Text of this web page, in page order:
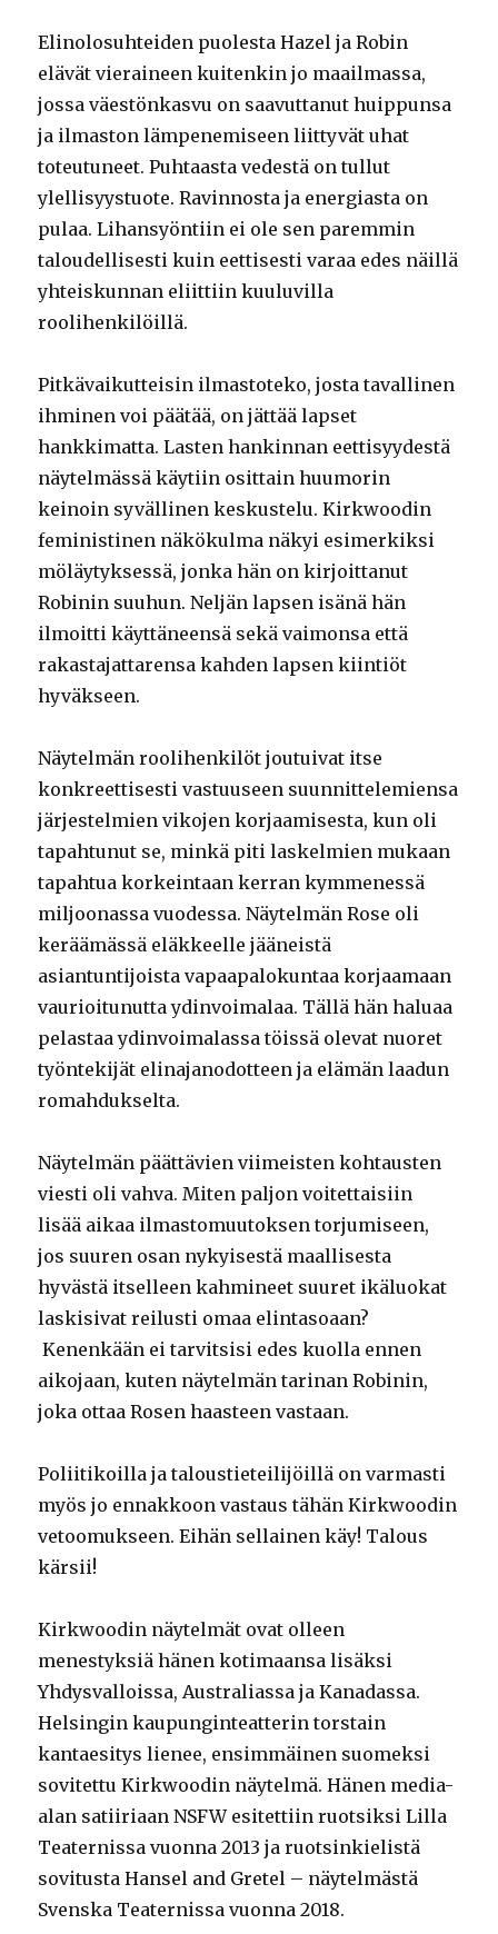
Elinolosuhteiden puolesta Hazel ja Robin
elävät vieraineen kuitenkin jo maailmassa,
jossa väestönkasvu on saavuttanut huippunsa
ja ilmaston lämpenemiseen liittyvät uhat
toteutuneet. Puhtaasta vedestä on tullut
ylellisyystuote. Ravinnosta ja energiasta on
pulaa. Lihansyöntiin ei ole sen paremmin
taloudellisesti kuin eettisesti varaa edes näillä
yhteiskunnan eliittiin kuuluvilla
roolihenkilöillä.
Pitkävaikutteisin ilmastoteko, josta tavallinen
ihminen voi päätää, on jättää lapset
hankkimatta. Lasten hankinnan eettisyydestä
näytelmässä käytiin osittain huumorin
keinoin syvällinen keskustelu. Kirkwoodin
feministinen näkökulma näkyi esimerkiksi
möläytyksessä, jonka hän on kirjoittanut
Robinin suuhun. Neljän lapsen isänä hän
ilmoitti käyttäneensä sekä vaimonsa että
rakastajattarensa kahden lapsen kiintiöt
hyväkseen.
Näytelmän roolihenkilöt joutuivat itse
konkreettisesti vastuuseen suunnittelemiensa
järjestelmien vikojen korjaamisesta, kun oli
tapahtunut se, minkä piti laskelmien mukaan
tapahtua korkeintaan kerran kymmenessä
miljoonassa vuodessa. Näytelmän Rose oli
keräämässä eläkkeelle jääneistä
asiantuntijoista vapaapalokuntaa korjaamaan
vaurioitunutta ydinvoimalaa. Tällä hän haluaa
pelastaa ydinvoimalassa töissä olevat nuoret
työntekijät elinajanodotteen ja elämän laadun
romahdukselta.
Näytelmän päättävien viimeisten kohtausten
viesti oli vahva. Miten paljon voitettaisiin
lisää aikaa ilmastomuutoksen torjumiseen,
jos suuren osan nykyisestä maallisesta
hyvästä itselleen kahmineet suuret ikäluokat
laskisivat reilusti omaa elintasoaan?
Kenenkään ei tarvitsisi edes kuolla ennen
aikojaan, kuten näytelmän tarinan Robinin,
joka ottaa Rosen haasteen vastaan.
Poliitikoilla ja taloustieteilijöillä on varmasti
myös jo ennakkoon vastaus tähän Kirkwoodin
vetoomukseen. Eihän sellainen käy! Talous
kärsii!
Kirkwoodin näytelmät ovat olleen
menestyksiä hänen kotimaansa lisäksi
Yhdysvalloissa, Australiassa ja Kanadassa.
Helsingin kaupunginteatterin torstain
kantaesitys lienee, ensimmäinen suomeksi
sovitettu Kirkwoodin näytelmä. Hänen media-
alan satiiriaan NSFW esitettiin ruotsiksi Lilla
Teaternissa vuonna 2013 ja ruotsinkielistä
sovitusta Hansel and Gretel – näytelmästä
Svenska Teaternissa vuonna 2018.